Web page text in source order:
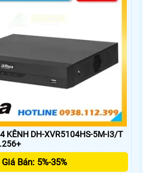
KÊNH DH-XVR5104HS-5M-I3/T
Giá Bán: 5%-35%